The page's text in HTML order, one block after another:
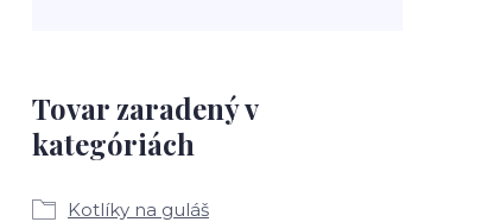
Tovar zaradený v
kategóriách
Kotlíky na guláš